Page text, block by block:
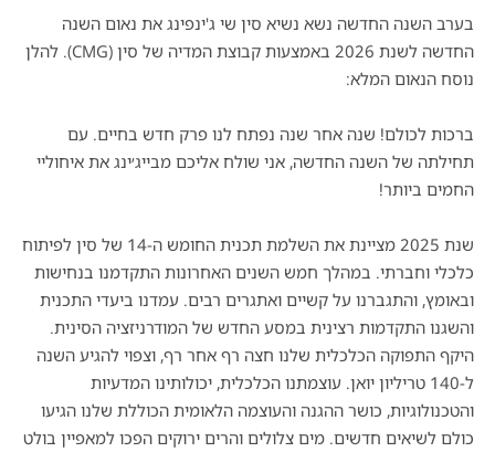
בערב השנה החדשה נשא נשיא סין שי ג'ינפינג את נאום השנה
החדשה לשנת 2026 באמצעות קבוצת המדיה של סין (CMG). להלן
נוסח הנאום המלא:
ברכות לכולם! שנה אחר שנה נפתח לנו פרק חדש בחיים. עם
תחילתה של השנה החדשה, אני שולח אליכם מבייג׳ינג את איחוליי
החמים ביותר!
שנת 2025 מציינת את השלמת תכנית החומש ה-14 של סין לפיתוח
כלכלי וחברתי. במהלך חמש השנים האחרונות התקדמנו בנחישות
ובאומץ, והתגברנו על קשיים ואתגרים רבים. עמדנו ביעדי התכנית
והשגנו התקדמות רצינית במסע החדש של המודרניזציה הסינית.
היקף התפוקה הכלכלית שלנו חצה רף אחר רף, וצפוי להגיע השנה
ל-140 טריליון יואן. עוצמתנו הכלכלית, יכולותינו המדעיות
והטכנולוגיות, כושר ההגנה והעוצמה הלאומית הכוללת שלנו הגיעו
כולם לשיאים חדשים. מים צלולים והרים ירוקים הפכו למאפיין בולט